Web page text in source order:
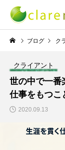
株式会社クレアネット
NEW
TECH BLOG
ブログ ク
クライアント
世の中で一番
仕事をもつこ
2020.09.13